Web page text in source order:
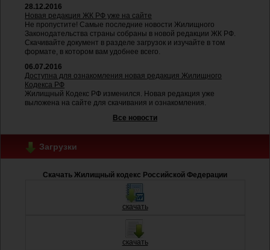
28.12.2016
Новая редакция ЖК РФ уже на сайте
Не пропустите! Самые последние новости Жилищного
Законодательства страны собраны в новой редакции ЖК РФ.
Скачивайте документ в разделе загрузок и изучайте в том
формате, в котором вам удобнее всего.
06.07.2016
Доступна для ознакомления новая редакция Жилищного
Кодекса РФ
Жилищный Кодекс РФ изменился. Новая редакция уже
выложена на сайте для скачивания и ознакомления.
Все новости
Загрузки
Скачать Жилищный кодекс Российской Федерации
скачать
скачать